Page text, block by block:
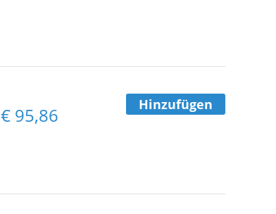
€ 95,86 Hinzufügen